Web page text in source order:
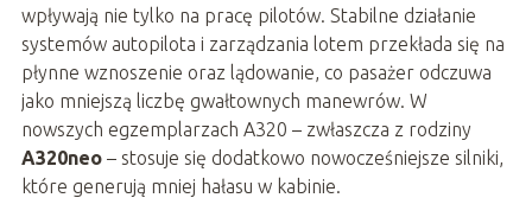
wpływają nie tylko na pracę pilotów. Stabilne działanie
systemów autopilota i zarządzania lotem przekłada się na
płynne wznoszenie oraz lądowanie, co pasażer odczuwa
jako mniejszą liczbę gwałtownych manewrów. W
nowszych egzemplarzach A320 – zwłaszcza z rodziny
A320neo– stosuje się dodatkowo nowocześniejsze silniki,
które generują mniej hałasu w kabinie.